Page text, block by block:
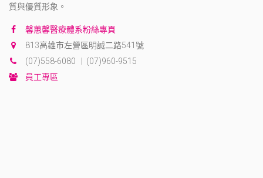
質與優質形象。
馨蕙馨醫療體系粉絲專頁
813高雄市左營區明誠二路541號
(07)558-6080 | (07)960-9515
員工專區